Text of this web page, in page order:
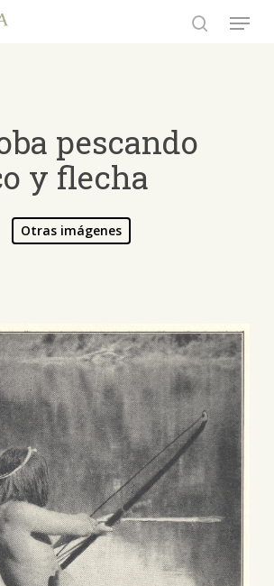
Menu
pescando
y flecha
Otras imágenes